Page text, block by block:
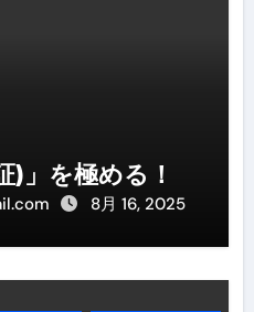
)」を極める！
8月 16, 2025